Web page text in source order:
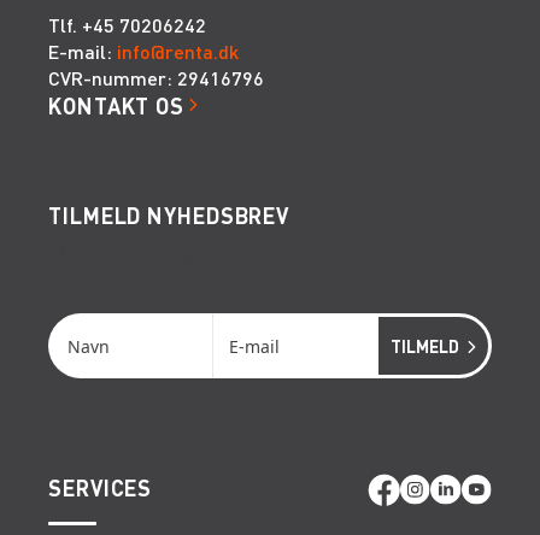
Tlf. +45 70206242
E-mail: info@renta.dk
CVR-nummer: 29416796
KONTAKT OS
TILMELD NYHEDSBREV
SERVICES